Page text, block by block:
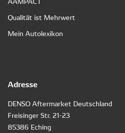
Qualität ist Mehrwert
Mein Autolexikon
Adresse
DENSO Aftermarket Deutschland
Freisinger Str. 21-23
85386 Eching